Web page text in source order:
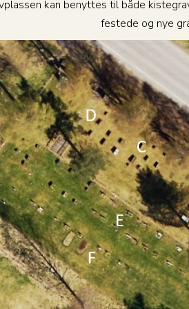
kan benyttes til både
festede og nye